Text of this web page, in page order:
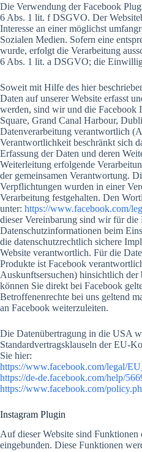
Die Verwendung der Facebook
6 Abs. 1 lit. f DSGVO. Der
Interesse an einer möglichst
Sozialen Medien. Sofern eine
wurde, erfolgt die Verarbeitung
6 Abs. 1 lit. a DSGVO; die
Soweit mit Hilfe des hier
Daten auf unserer Website erfasst
werden, sind wir und die Facebook
Square, Grand Canal Harbour,
Datenverarbeitung verantwortlich
Verantwortlichkeit beschränkt sich
Erfassung der Daten und deren
Weiterleitung erfolgende
der gemeinsamen Verantwortung.
Verpflichtungen wurden in einer
Verarbeitung festgehalten. Den
unter: https://www.facebook.com/
dieser Vereinbarung sind wir für die
Datenschutzinformationen beim
die datenschutzrechtlich sichere
Website verantwortlich. Für die
Produkte ist Facebook
Auskunftsersuchen) hinsichtlich der
können Sie direkt bei Facebook
Betroffenenrechte bei uns geltend
an Facebook weiterzuleiten.
Die Datenübertragung in die USA
Standardvertragsklauseln der EU-
Sie hier:
https://www.facebook.com/legal/
https://de-de.facebook.com/help/
https://www.facebook.com/
Instagram Plugin
Auf dieser Website sind Funktionen
eingebunden. Diese Funktionen